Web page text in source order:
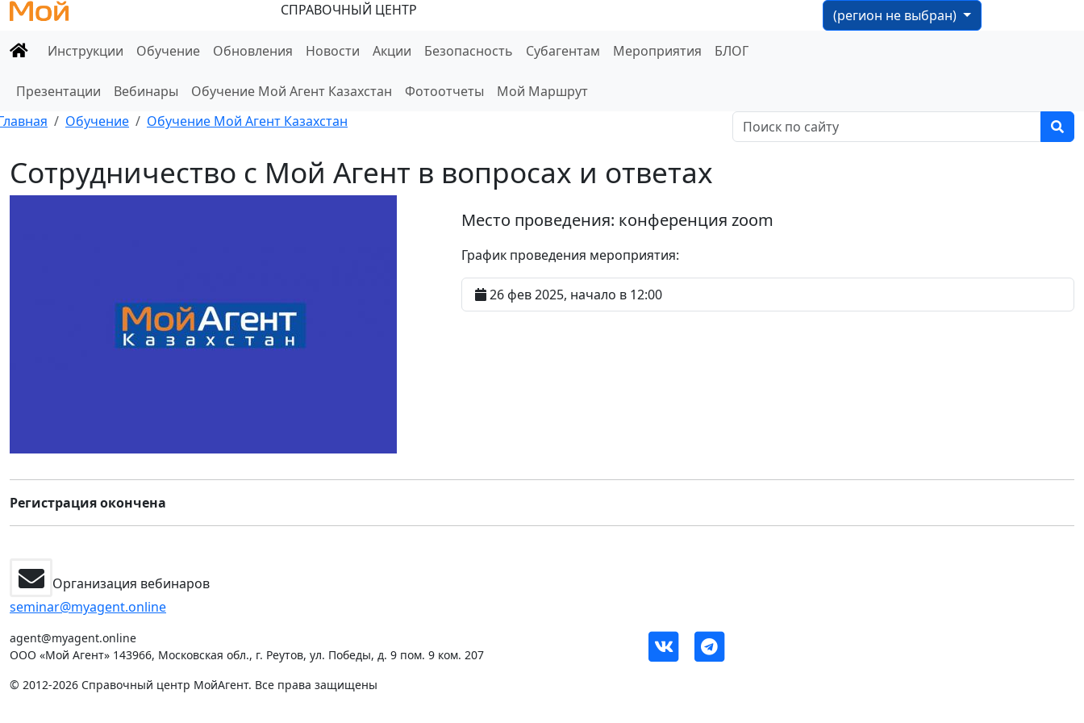
СПРАВОЧНЫЙ ЦЕНТР
(регион не выбран)
Инструкции
Обучение Обновления Новости Акции Безопасность Субагентам Мероприятия БЛОГ
Презентации Вебинары Обучение Мой Агент Казахстан Фотоотчеты
Мой Маршрут
Обучение Обучение Мой Агент Казахстан
Сотрудничество с Мой Агент в вопросах и ответах
Место проведения: конференция zoom
График проведения мероприятия:
26 фев 2025, начало в 12:00
Регистрация окончена
Организация вебинаров
seminar@myagent.online
agent@myagent.online
ООО «Мой Агент» 143966, Московская обл., г. Реутов, ул. Победы, д. 9 пом. 9 ком. 207
© 2012-2026 Справочный центр МойАгент. Все права защищены